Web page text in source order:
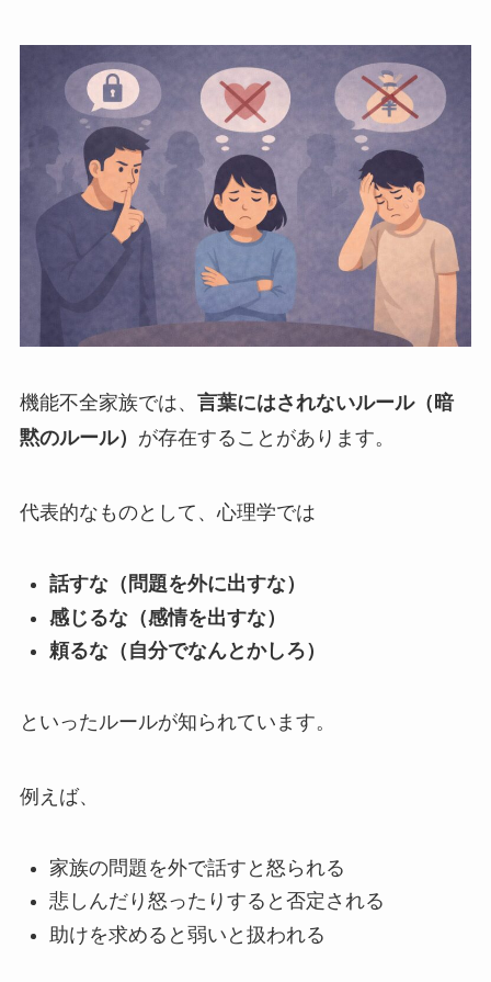
機能不全家族では、 言葉にはされないルール（暗
黙のルール） が存在することがあります。
代表的なものとして、心理学では
話すな（問題を外に出すな）
感じるな（感情を出すな）
頼るな（自分でなんとかしろ）
といったルールが知られています。
例えば、
家族の問題を外で話すと怒られる
悲しんだり怒ったりすると否定される
助けを求めると弱いと扱われる